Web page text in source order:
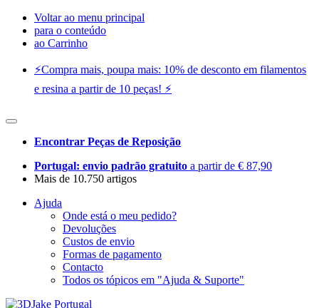
Voltar ao menu principal
para o conteúdo
ao Carrinho
⚡️Compra mais, poupa mais: 10% de desconto em filamentos
e resina a partir de 10 peças! ⚡️
Encontrar Peças de Reposição
Portugal: envio padrão gratuito a partir de € 87,90
Mais de 10.750 artigos
Ajuda
Onde está o meu pedido?
Devoluções
Custos de envio
Formas de pagamento
Contacto
Todos os tópicos em "Ajuda & Suporte"